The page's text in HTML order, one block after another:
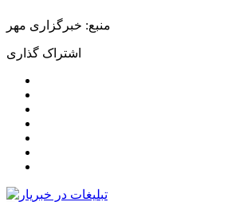
منبع: خبرگزاری مهر
اشتراک گذاری